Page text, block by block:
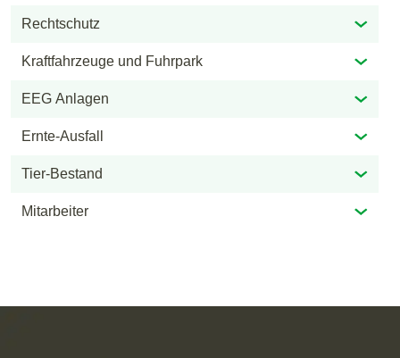
Rechtschutz
Kraftfahrzeuge und Fuhrpark
EEG Anlagen
Ernte-Ausfall
Tier-Bestand
Mitarbeiter